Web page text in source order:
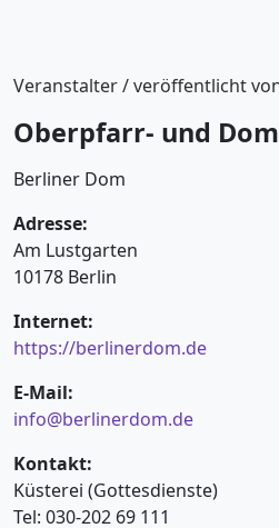
Veranstalter / veröffentlicht
Oberpfarr- und
Berliner Dom
Adresse:
Am Lustgarten
10178 Berlin
Internet:
https://berlinerdom.de
E-Mail:
info@berlinerdom.de
Kontakt:
Küsterei (Gottesdienste)
Tel: 030-202 69 111